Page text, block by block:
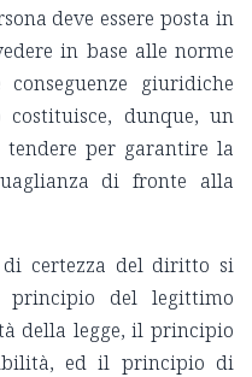
deve essere posta in
in base alle norme
giuridiche
dunque, un
per garantire la
di fronte alla
certezza del diritto si
del legittimo
della legge, il principio
ed il principio di